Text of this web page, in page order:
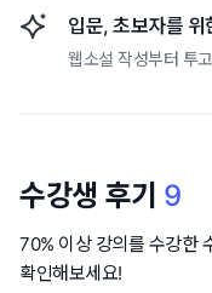
입문, 초보자를 위
웹소설 작성부터 투
수강생 후기 9
70% 이상 강의를 수강한
확인해보세요!